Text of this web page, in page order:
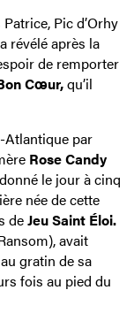
Pic d’Orhy
révélé après la
de remporter
Cœur,qu’il
Atlantique par
Rose Candy
le jour à cinq
née de cette
deJeu Saint Éloi.
avait
gratin de sa
fois au pied du